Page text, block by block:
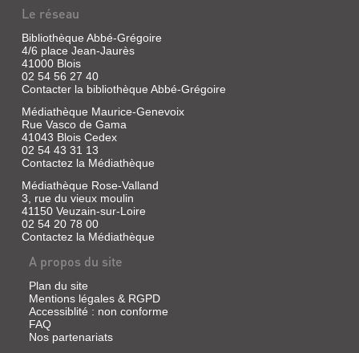
POLAR
...
Livre
|
Sarrot,
Jean-
Christophe
|
Nouveau
Monde
éd.,
2009
Cet
essai
analyse
les
caractéristiques
du
roman
historique
et
présente
les
secrets
de
Le réseau
Bibliothèque Abbé-Grégoire
4/6 place Jean-Jaurès
41000 Blois
02 54 56 27 40
Contacter la bibliothèque Abbé-Grégoire
Médiathèque Maurice-Genevoix
Rue Vasco de Gama
41043 Blois Cedex
02 54 43 31 13
Contactez la Médiathèque
Médiathèque Rose-Valland
3, rue du vieux moulin
41150 Veuzain-sur-Loire
02 54 20 78 00
Contactez la Médiathèque
A propos du site
Plan du site
Mentions légales & RGPD
Accessiblité : non conforme
FAQ
Nos partenariats